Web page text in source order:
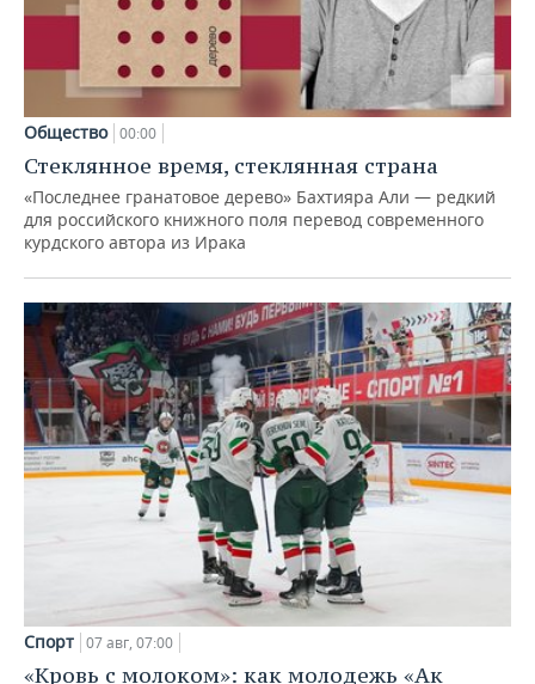
Общество 00:00
Стеклянное время, стеклянная страна
«Последнее гранатовое дерево» Бахтияра Али — редкий
для российского книжного поля перевод современного
курдского автора из Ирака
Спорт 07 авг, 07:00
«Кровь с молоком»: как молодежь «Ак